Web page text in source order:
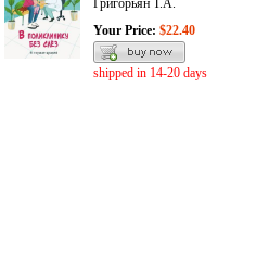
Григорьян Т.А.
Your Price: $22.40
shipped in 14-20 days